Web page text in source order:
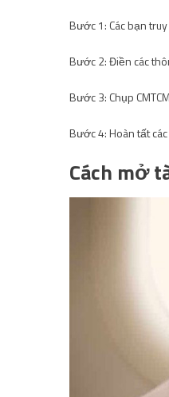
Bước 1: Các bạn
Bước 2: Điền các
Bước 3: Chụp
Bước 4: Hoàn tất
Cách mở